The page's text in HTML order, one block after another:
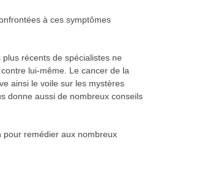
à ces symptômes
récents de spécialistes ne
lui-même. Le cancer de la
ainsi le voile sur les mystères
donne aussi de nombreux conseils
pour remédier aux nombreux